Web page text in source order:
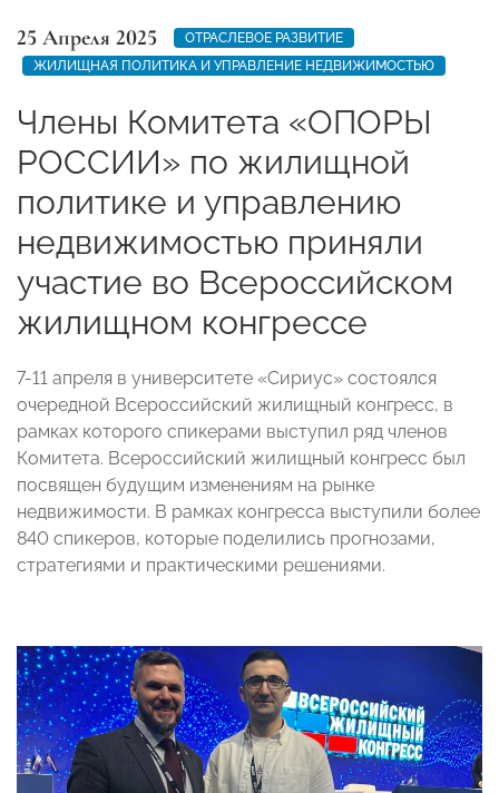
25 Апреля 2025
ОТРАСЛЕВОЕ РАЗВИТИЕ
ЖИЛИЩНАЯ ПОЛИТИКА И УПРАВЛЕНИЕ НЕДВИЖИМОСТЬЮ
Члены Комитета «ОПОРЫ
РОССИИ» по жилищной
политике и управлению
недвижимостью приняли
участие во Всероссийском
жилищном конгрессе
7-11 апреля в университете «Сириус» состоялся
очередной Всероссийский жилищный конгресс, в
рамках которого спикерами выступил ряд членов
Комитета. Всероссийский жилищный конгресс был
посвящен будущим изменениям на рынке
недвижимости. В рамках конгресса выступили более
840 спикеров, которые поделились прогнозами,
стратегиями и практическими решениями.